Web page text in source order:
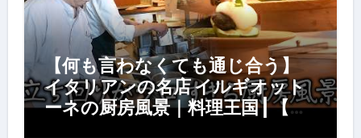
【何も言わなくても通じ合う】
イタリアンの名店 イルギオット
ーネの厨房風景｜料理王国 | 【厨